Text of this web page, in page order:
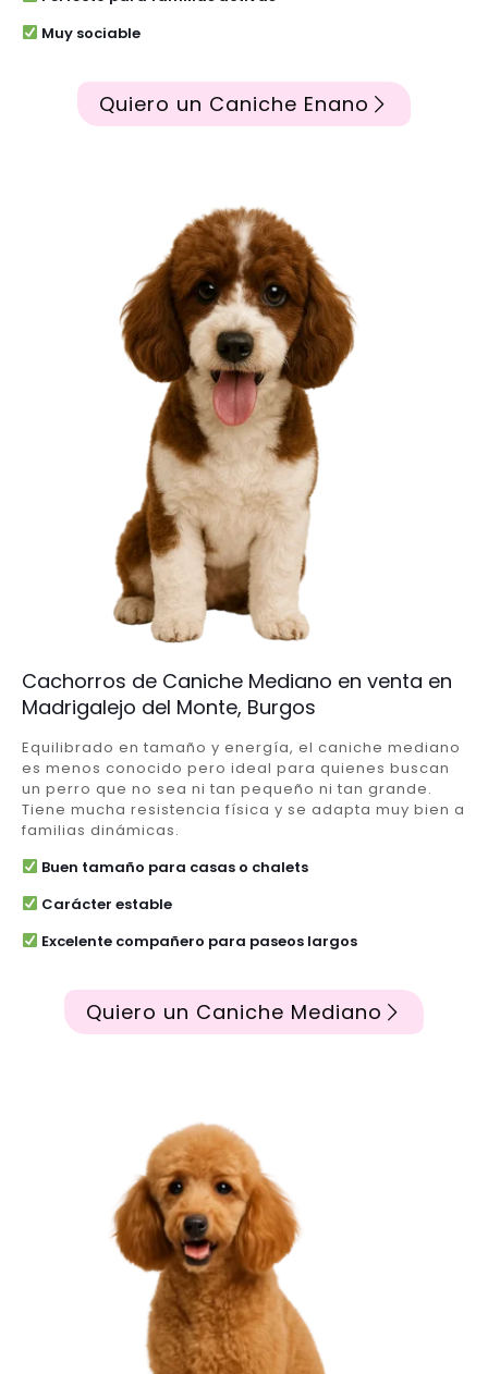
Muy sociable
Quiero un Caniche Enano
Cachorros de Caniche Mediano en venta en
Madrigalejo del Monte, Burgos
Equilibrado en tamaño y energía, el caniche mediano
es menos conocido pero ideal para quienes buscan
un perro que no sea ni tan pequeño ni tan grande.
Tiene mucha resistencia física y se adapta muy bien a
familias dinámicas.
Buen tamaño para casas o chalets
Carácter estable
Excelente compañero para paseos largos
Quiero un Caniche Mediano